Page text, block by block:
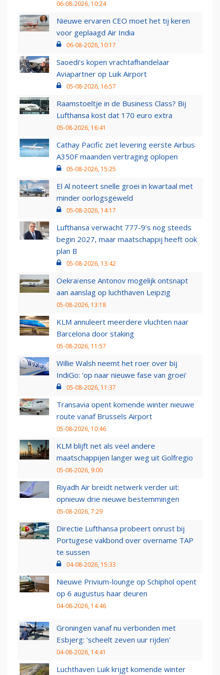
06-08-2026, 10:24
Nieuwe ervaren CEO moet het tij keren
voor geplaagd Air India
06-08-2026, 10:17
Saoedi’s kopen vrachtafhandelaar
Aviapartner op Luik Airport
05-08-2026, 16:57
Raamstoeltje in de Business Class? Bij
Lufthansa kost dat 170 euro extra
05-08-2026, 16:41
Cathay Pacific ziet levering eerste Airbus
A350F maanden vertraging oplopen
05-08-2026, 15:25
El Al noteert snelle groei in kwartaal met
minder oorlogsgeweld
05-08-2026, 14:17
Lufthansa verwacht 777-9’s nog steeds
begin 2027, maar maatschappij heeft ook
plan B
05-08-2026, 13:42
Oekraïense Antonov mogelijk ontsnapt
aan aanslag op luchthaven Leipzig
05-08-2026, 13:18
KLM annuleert meerdere vluchten naar
Barcelona door staking
05-08-2026, 11:57
Willie Walsh neemt het roer over bij
IndiGo: 'op naar nieuwe fase van groei'
05-08-2026, 11:37
Transavia opent komende winter nieuwe
route vanaf Brussels Airport
05-08-2026, 10:46
KLM blijft net als veel andere
maatschappijen langer weg uit Golfregio
05-08-2026, 9:00
Riyadh Air breidt netwerk verder uit:
opnieuw drie nieuwe bestemmingen
05-08-2026, 7:29
Directie Lufthansa probeert onrust bij
Portugese vakbond over overname TAP
te sussen
04-08-2026, 15:33
Nieuwe Privium-lounge op Schiphol opent
op 6 augustus haar deuren
04-08-2026, 14:46
Groningen vanaf nu verbonden met
Esbjerg: 'scheelt zeven uur rijden'
04-08-2026, 14:41
Luchthaven Luik krijgt komende winter